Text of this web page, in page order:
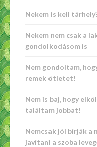
Nekem is kell
Nekem nem csak a
gondolkodásom is
Nem gondoltam,
remek ötletet!
Nem is baj, hogy
találtam jobbat!
Nemcsak jól bírják a
javítani a szoba